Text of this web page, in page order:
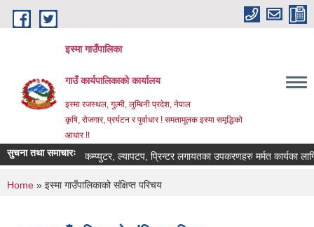
Skip to main content
इस्मा गाउँपालिका
गाउँ कार्यपालिकाको कार्यालय
इस्मा रजस्थल, गुल्मी, लुम्बिनी प्रदेश, नेपाल
कृषि, रोजगार, प्रर्यटन र पुर्वाधार ! समतामूलक इस्मा समृद्धिको
आधार !!
सुचना तथा समाचारःकम्प्युटर, ल्यापटप, प्रिन्टर लगायतका उपकरणहरु मर्मत कार्यका लागि
You are here
Home » इस्मा गाउँपालिकाको संक्षिप्त परिचय